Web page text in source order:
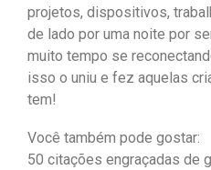
projetos, dispositivos,
de lado por uma noite por
muito tempo se
isso o uniu e fez aquelas
tem!
Você também pode gostar:
50 citações engraçadas de